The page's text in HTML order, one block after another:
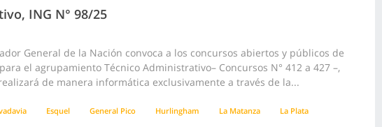
ING N° 98/25
General de la Nación convoca a los concursos abiertos y públicos de
el agrupamiento Técnico Administrativo– Concursos N° 412 a 427 –,
de manera informática exclusivamente a través de la...
Esquel General Pico Hurlingham La Matanza La Plata